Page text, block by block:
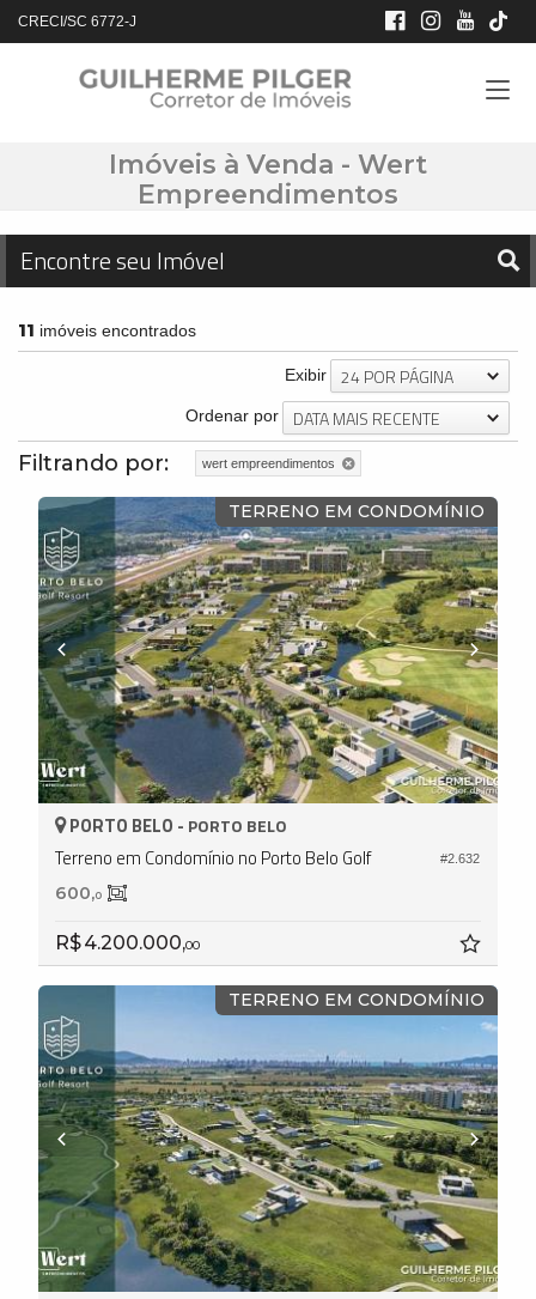
CRECI/SC 6772-J
Imóveis à Venda - Wert
Empreendimentos
Encontre seu Imóvel
11 imóveis encontrados
Exibir 24 POR PÁGINA
Ordenar por DATA MAIS RECENTE
Filtrando por: wert empreendimentos
TERRENO EM CONDOMÍNIO
#2.632
PORTO BELO - PORTO BELO
Terreno em Condomínio no Porto Belo Golf
600,0
R$ 4.200.000,00
TERRENO EM CONDOMÍNIO